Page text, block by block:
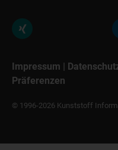
Impressum
Präferenzen
© 1996-2026 Kunststoff